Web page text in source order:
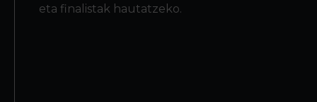
eta finalistak hautatzeko.